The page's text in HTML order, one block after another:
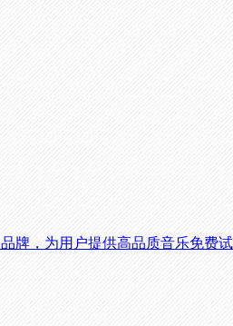
牌，为用户提供高品质音乐免